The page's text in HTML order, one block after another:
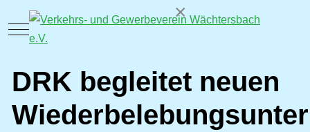
Mobile Menu Toggle
DRK begleitet neuen
×